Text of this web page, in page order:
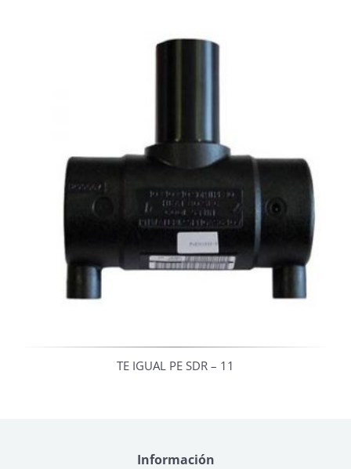
TE IGUAL PE SDR – 11
Información